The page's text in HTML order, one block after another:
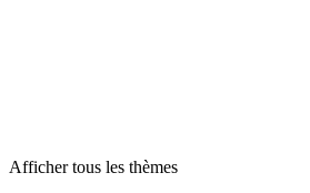
Afficher tous les thèmes